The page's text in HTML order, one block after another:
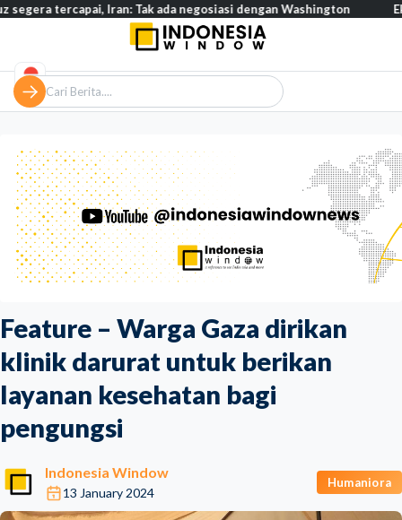
Feature – Warga Gaza dirikan
klinik darurat untuk berikan
layanan kesehatan bagi
pengungsi
Indonesia Window
13 January 2024
Humaniora
Iran: Tak ada negosiasi dengan Washington Eksodus